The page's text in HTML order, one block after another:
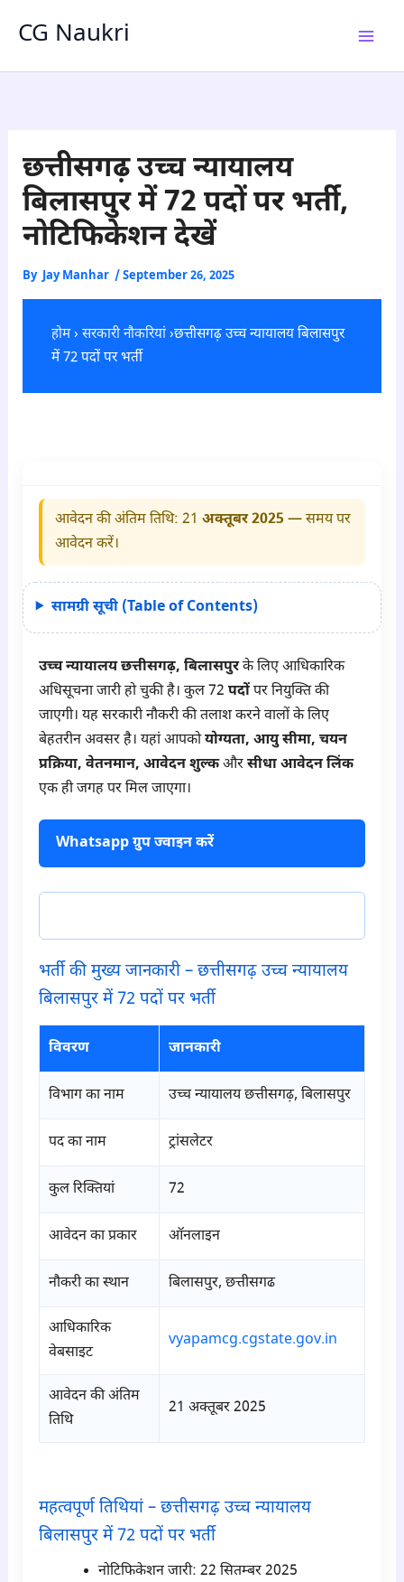
CG Naukri
छत्तीसगढ़ उच्च न्यायालय
बिलासपुर में 72 पदों पर भर्ती,
नोटिफिकेशन देखें
By Jay Manhar /September 26, 2025
होम› सरकारी नौकरियां›छत्तीसगढ़ उच्च न्यायालय बिलासपुर
में 72 पदों पर भर्ती
आवेदन की अंतिम तिथि: 21 अक्तूबर 2025— समय पर
आवेदन करें।
सामग्री सूची (Table of Contents)
उच्च न्यायालय छत्तीसगढ़, बिलासपुरके लिए आधिकारिक
अधिसूचना जारी हो चुकी है। कुल 72 पदोंपर नियुक्ति की
जाएगी। यह सरकारी नौकरी की तलाश करने वालों के लिए
बेहतरीन अवसर है। यहां आपकोयोग्यता, आयु सीमा, चयन
प्रक्रिया, वेतनमान, आवेदन शुल्कऔरसीधा आवेदन लिंक
एक ही जगह पर मिल जाएगा।
Whatsapp ग्रुप ज्वाइन करें
भर्ती की मुख्य जानकारी – छत्तीसगढ़ उच्च न्यायालय
बिलासपुर में 72 पदों पर भर्ती
विवरण जानकारी
विभाग का नाम उच्च न्यायालय छत्तीसगढ़, बिलासपुर
पद का नाम ट्रांसलेटर
कुल रिक्तियां 72
आवेदन का प्रकार ऑनलाइन
नौकरी का स्थान बिलासपुर, छत्तीसगढ
आधिकारिक
वेबसाइट
vyapamcg.cgstate.gov.in
आवेदन की अंतिम
तिथि
21 अक्तूबर 2025
महत्वपूर्ण तिथियां – छत्तीसगढ़ उच्च न्यायालय
बिलासपुर में 72 पदों पर भर्ती
नोटिफिकेशन जारी: 22 सितम्बर 2025